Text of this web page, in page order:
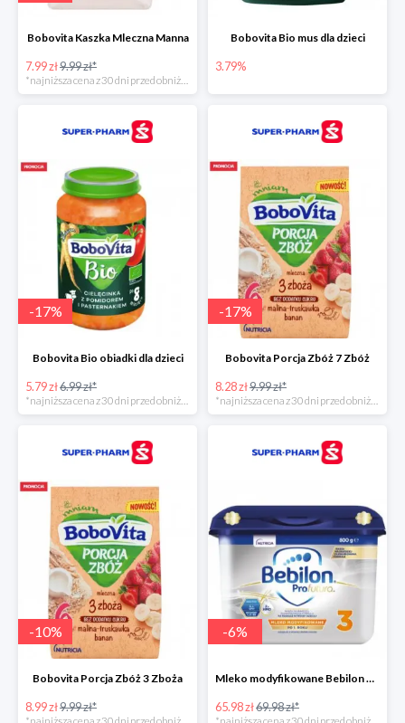
Bobovita Kaszka Mleczna Manna
7.99 zł9.99 zł*
Bobovita Bio mus dla dzieci
3.79%
-17%
Bobovita Bio obiadki dla dzieci
5.79 zł6.99 zł*
-17%
Bobovita Porcja Zbóż 7 Zbóż
8.28 zł9.99 zł*
-10%
Bobovita Porcja Zbóż 3 Zboża
8.99 zł9.99 zł*
-6%
Mleko modyfikowane Bebilon Profutura 2, 3, 4 w promocyjnej cenie
65.98 zł69.98 zł*